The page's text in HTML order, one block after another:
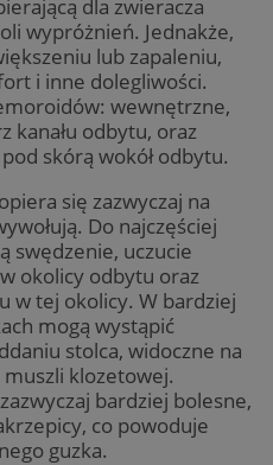
dla zwieracza
wypróżnień. Jednakże,
lub zapaleniu,
i inne dolegliwości.
wewnętrzne,
kanału odbytu, oraz
skórą wokół odbytu.
się zazwyczaj na
Do najczęściej
swędzenie, uczucie
okolicy odbytu oraz
w tej okolicy. W bardziej
mogą wystąpić
stolca, widoczne na
klozetowej.
bardziej bolesne,
co powoduje
guzka.